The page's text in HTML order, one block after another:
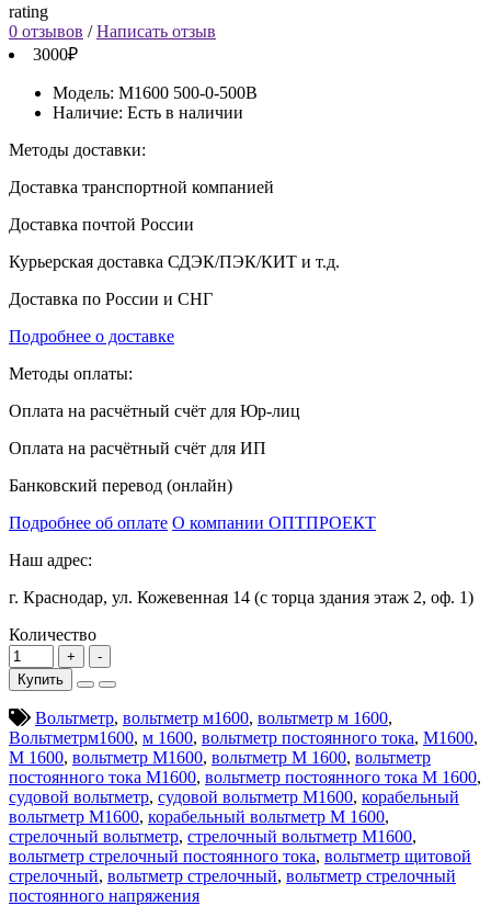
rating
0 отзывов /Написать отзыв
3000₽
Модель: М1600 500-0-500В
Наличие: Есть в наличии
Методы доставки:
Доставка транспортной компанией
Доставка почтой России
Курьерская доставка СДЭК/ПЭК/КИТ и т.д.
Доставка по России и СНГ
Подробнее о доставке
Методы оплаты:
Оплата на расчётный счёт для Юр-лиц
Оплата на расчётный счёт для ИП
Банковский перевод (онлайн)
Подробнее об оплате О компании ОПТПРОЕКТ
Наш адрес:
г. Краснодар, ул. Кожевенная 14 (с торца здания этаж 2, оф. 1)
Количество
Купить
Вольтметр, вольтметр м1600, вольтметр м 1600,
Вольтметрм1600, м 1600, вольтметр постоянного тока, М1600,
М 1600, вольтметр М1600, вольтметр М 1600, вольтметр
постоянного тока М1600, вольтметр постоянного тока М 1600,
судовой вольтметр, судовой вольтметр М1600, корабельный
вольтметр М1600, корабельный вольтметр М 1600,
стрелочный вольтметр, стрелочный вольтметр М1600,
вольтметр стрелочный постоянного тока, вольтметр щитовой
стрелочный, вольтметр стрелочный, вольтметр стрелочный
постоянного напряжения